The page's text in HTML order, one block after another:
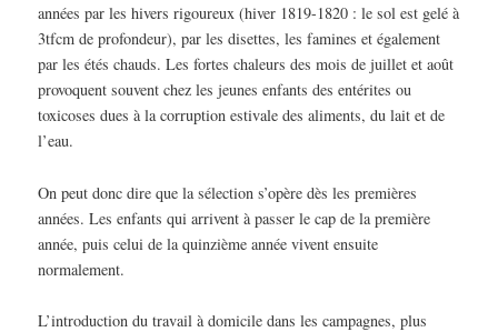
années par les hivers rigoureux (hiver 1819-1820 : le sol est gelé à
3tfcm de profondeur), par les disettes, les famines et également
par les étés chauds. Les fortes chaleurs des mois de juillet et août
provoquent souvent chez les jeunes enfants des entérites ou
toxicoses dues à la corruption estivale des aliments, du lait et de
l’eau.
On peut donc dire que la sélection s’opère dès les premières
années. Les enfants qui arrivent à passer le cap de la première
année, puis celui de la quinzième année vivent ensuite
normalement.
L’introduction du travail à domicile dans les campagnes, plus